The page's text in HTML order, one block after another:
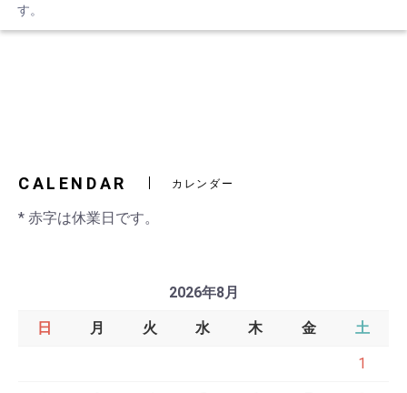
す。
CALENDAR カレンダー
* 赤字は休業日です。
2026年8月
日 月 火 水 木 金 土
1